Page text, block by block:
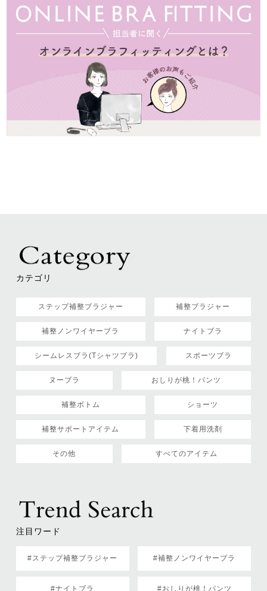
カテゴリ
ステップ補整ブラジャー 補整ブラジャー
補整ノンワイヤーブラ ナイトブラ
シームレスブラ(Tシャツブラ) スポーツブラ
ヌーブラ おしりが桃！パンツ
補整ボトム ショーツ
補整サポートアイテム 下着用洗剤
その他 すべてのアイテム
注目ワード
#ステップ補整ブラジャー #補整ノンワイヤーブラ
#ナイトブラ #おしりが桃！パンツ